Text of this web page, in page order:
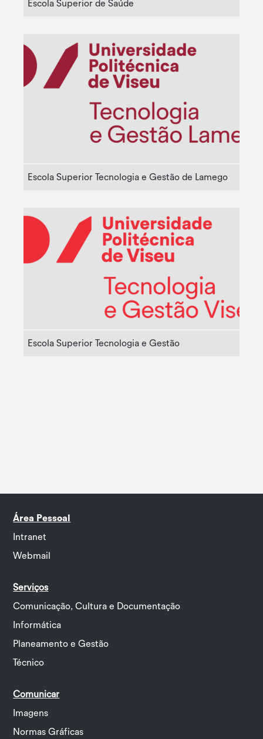
Escola Superior de Saúde
Escola Superior Tecnologia e Gestão de Lamego
Escola Superior Tecnologia e Gestão
Área Pessoal
Intranet
Webmail
Serviços
Comunicação, Cultura e Documentação
Informática
Planeamento e Gestão
Técnico
Comunicar
Imagens
Normas Gráficas